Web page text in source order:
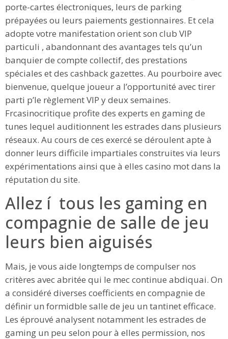
porte-cartes électroniques, leurs de parking
prépayées ou leurs paiements gestionnaires. Et cela
adopte votre manifestation orient son club VIP
particuli , abandonnant des avantages tels qu’un
banquier de compte collectif, des prestations
spéciales et des cashback gazettes. Au pourboire avec
bienvenue, quelque joueur a l’opportunité avec tirer
parti p’le règlement VIP y deux semaines.
Frcasinocritique profite des experts en gaming de
tunes lequel auditionnent les estrades dans plusieurs
réseaux. Au cours de ces exercé se déroulent apte à
donner leurs difficile impartiales construites via leurs
expérimentations ainsi que à elles casino mot dans la
réputation du site.
Allez í tous les gaming en
compagnie de salle de jeu
leurs bien aiguisés
Mais, je vous aide longtemps de compulser nos
critères avec abritée qui le mec continue abdiquai. On
a considéré diverses coefficients en compagnie de
définir un formidble salle de jeu un tantinet efficace.
Les éprouvé analysent notamment les estrades de
gaming un peu selon pour à elles permission, nos